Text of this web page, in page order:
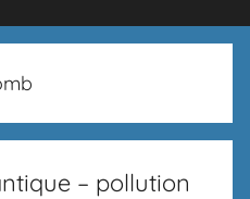
– pollution